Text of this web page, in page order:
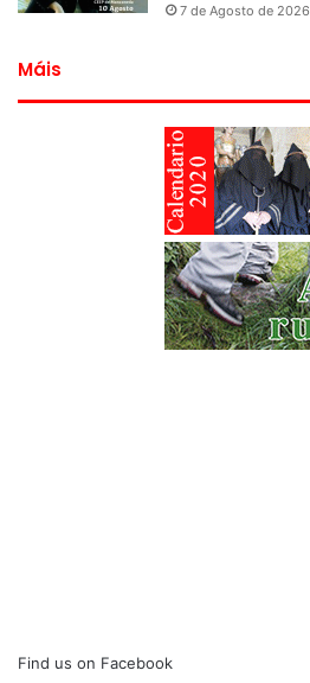
7 de Agosto de 2026
Máis
Find us on Facebook